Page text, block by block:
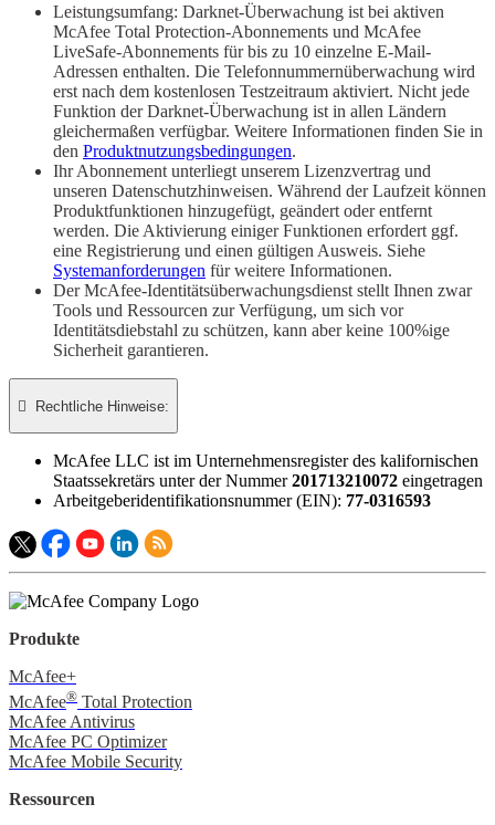
Leistungsumfang: Darknet-Überwachung ist bei aktiven
McAfee Total Protection-Abonnements und McAfee
LiveSafe-Abonnements für bis zu 10 einzelne E-Mail-
Adressen enthalten. Die Telefonnummernüberwachung wird
erst nach dem kostenlosen Testzeitraum aktiviert. Nicht jede
Funktion der Darknet-Überwachung ist in allen Ländern
gleichermaßen verfügbar. Weitere Informationen finden Sie in
den Produktnutzungsbedingungen.
Ihr Abonnement unterliegt unserem Lizenzvertrag und
unseren Datenschutzhinweisen. Während der Laufzeit können
Produktfunktionen hinzugefügt, geändert oder entfernt
werden. Die Aktivierung einiger Funktionen erfordert ggf.
eine Registrierung und einen gültigen Ausweis. Siehe
Systemanforderungen für weitere Informationen.
Der McAfee-Identitätsüberwachungsdienst stellt Ihnen zwar
Tools und Ressourcen zur Verfügung, um sich vor
Identitätsdiebstahl zu schützen, kann aber keine 100%ige
Sicherheit garantieren.
 Rechtliche Hinweise:​
McAfee LLC ist im Unternehmensregister des kalifornischen
Staatssekretärs unter der Nummer201713210072 ​ eingetragen
Arbeitgeberidentifikationsnummer (EIN): 77-0316593
Produkte
McAfee+
McAfee® Total Protection
McAfee Antivirus
McAfee PC Optimizer
McAfee Mobile Security
Ressourcen